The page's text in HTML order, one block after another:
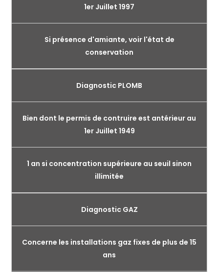
1er Juillet 1997
Si présence d'amiante, voir l'état de
conservation
Diagnostic PLOMB
Bien dont le permis de contruire est antérieur au
1er Juillet 1949
1 an si concentration supérieure au seuil sinon
illimitée
Diagnostic GAZ
Concerne les installations gaz fixes de plus de 15
ans